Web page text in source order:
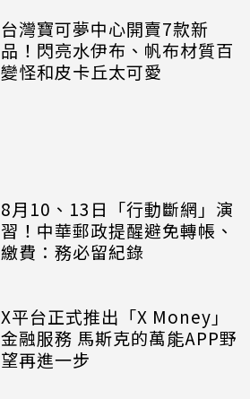
台灣寶可夢中心開賣7款新
品！閃亮水伊布、帆布材質百
變怪和皮卡丘太可愛
8月10、13日「行動斷網」演
習！中華郵政提醒避免轉帳、
繳費：務必留紀錄
X平台正式推出「X Money」
金融服務 馬斯克的萬能APP野
望再進一步